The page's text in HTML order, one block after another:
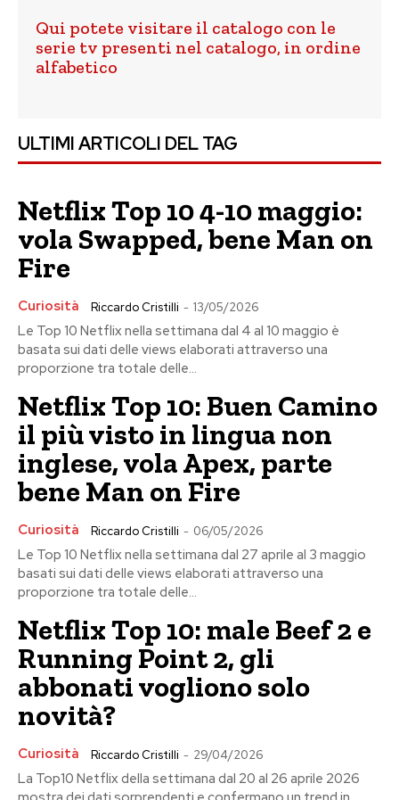
Qui potete visitare il catalogo con le
serie tv presenti nel catalogo, in ordine
alfabetico
ULTIMI ARTICOLI DEL TAG
Netflix Top 10 4-10 maggio:
vola Swapped, bene Man on
Fire
Curiosità Riccardo Cristilli - 13/05/2026
Le Top 10 Netflix nella settimana dal 4 al 10 maggio è
basata sui dati delle views elaborati attraverso una
proporzione tra totale delle...
Netflix Top 10: Buen Camino
il più visto in lingua non
inglese, vola Apex, parte
bene Man on Fire
Curiosità Riccardo Cristilli - 06/05/2026
Le Top 10 Netflix nella settimana dal 27 aprile al 3 maggio
basati sui dati delle views elaborati attraverso una
proporzione tra totale delle...
Netflix Top 10: male Beef 2 e
Running Point 2, gli
abbonati vogliono solo
novità?
Curiosità Riccardo Cristilli - 29/04/2026
La Top10 Netflix della settimana dal 20 al 26 aprile 2026